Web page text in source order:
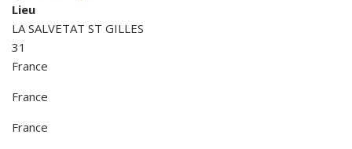
Lieu
LA SALVETAT ST GILLES
31
France
France
France